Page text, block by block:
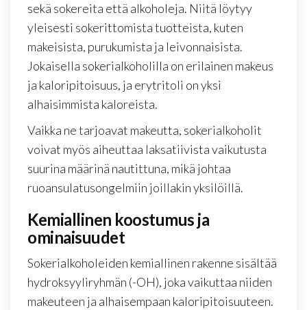
sekä sokereita että alkoholeja. Niitä löytyy
yleisesti sokerittomista tuotteista, kuten
makeisista, purukumista ja leivonnaisista.
Jokaisella sokerialkoholilla on erilainen makeus
ja kaloripitoisuus, ja erytritoli on yksi
alhaisimmista kaloreista.
Vaikka ne tarjoavat makeutta, sokerialkoholit
voivat myös aiheuttaa laksatiivista vaikutusta
suurina määrinä nautittuna, mikä johtaa
ruoansulatusongelmiin joillakin yksilöillä.
Kemiallinen koostumus ja
ominaisuudet
Sokerialkoholeiden kemiallinen rakenne sisältää
hydroksyyliryhmän (-OH), joka vaikuttaa niiden
makeuteen ja alhaisempaan kaloripitoisuuteen.